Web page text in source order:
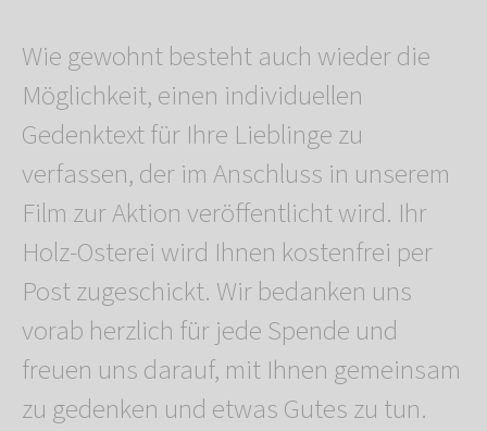
Wie gewohnt besteht auch wieder die
Möglichkeit, einen individuellen
Gedenktext für Ihre Lieblinge zu
verfassen, der im Anschluss in unserem
Film zur Aktion veröffentlicht wird. Ihr
Holz-Osterei wird Ihnen kostenfrei per
Post zugeschickt. Wir bedanken uns
vorab herzlich für jede Spende und
freuen uns darauf, mit Ihnen gemeinsam
zu gedenken und etwas Gutes zu tun.